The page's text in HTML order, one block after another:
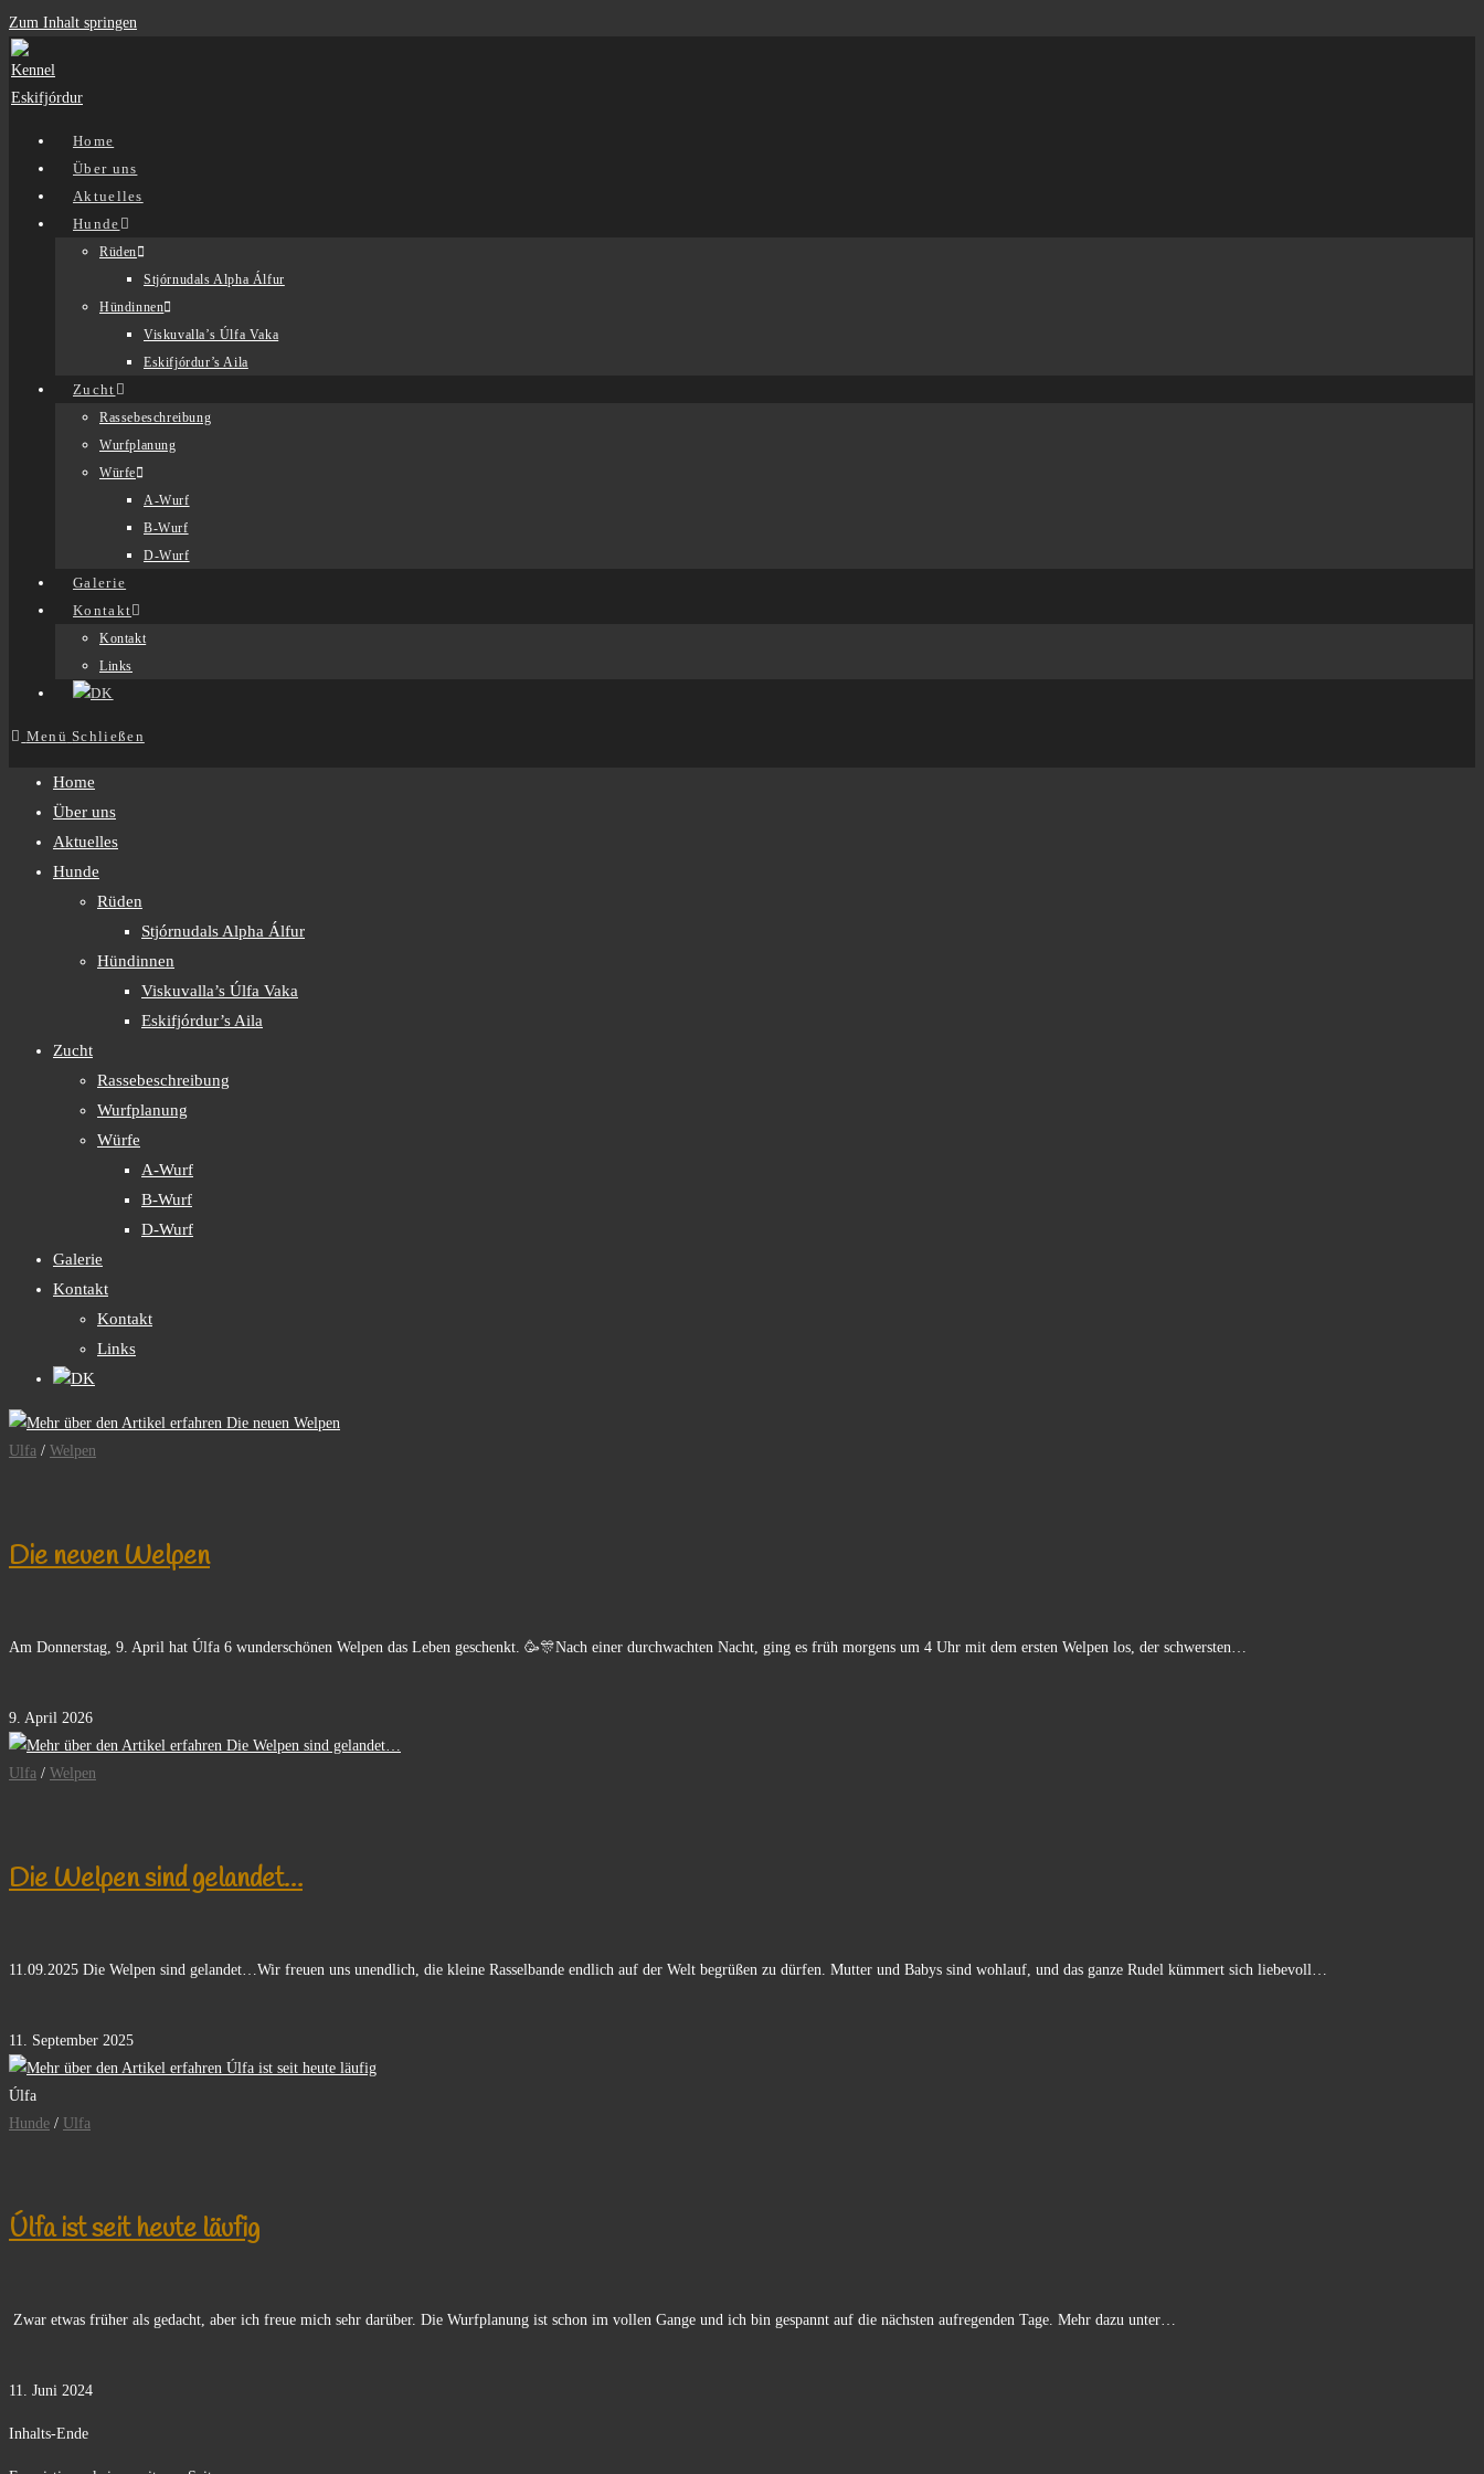
Zum Inhalt springen
Home
Über uns
Aktuelles
Hunde
Rüden
Stjórnudals Alpha Álfur
Hündinnen
Viskuvalla’s Úlfa Vaka
Eskifjórdur’s Aila
Zucht
Rassebeschreibung
Wurfplanung
Würfe
A-Wurf
B-Wurf
D-Wurf
Galerie
Kontakt
Kontakt
Links
DK
Menü Schließen
Home
Über uns
Aktuelles
Hunde
Rüden
Stjórnudals Alpha Álfur
Hündinnen
Viskuvalla’s Úlfa Vaka
Eskifjórdur’s Aila
Zucht
Rassebeschreibung
Wurfplanung
Würfe
A-Wurf
B-Wurf
D-Wurf
Galerie
Kontakt
Kontakt
Links
DK
Ulfa / Welpen
Die neuen Welpen
Am Donnerstag, 9. April hat Úlfa 6 wunderschönen Welpen das Leben geschenkt. 🥳🎊Nach einer durchwachten Nacht, ging es früh morgens um 4 Uhr mit dem ersten Welpen los, der schwersten…
9. April 2026
Ulfa / Welpen
Die Welpen sind gelandet…
11.09.2025 Die Welpen sind gelandet…Wir freuen uns unendlich, die kleine Rasselbande endlich auf der Welt begrüßen zu dürfen. Mutter und Babys sind wohlauf, und das ganze Rudel kümmert sich liebevoll…
11. September 2025
Úlfa
Hunde / Ulfa
Úlfa ist seit heute läufig
Zwar etwas früher als gedacht, aber ich freue mich sehr darüber. Die Wurfplanung ist schon im vollen Gange und ich bin gespannt auf die nächsten aufregenden Tage. Mehr dazu unter…
11. Juni 2024
Inhalts-Ende